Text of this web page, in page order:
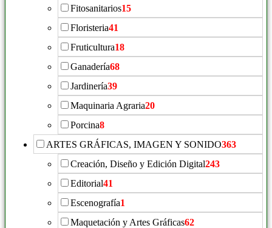
Fitosanitarios15
Floristeria41
Fruticultura18
Ganadería68
Jardinería39
Maquinaria Agraria20
Porcina8
ARTES GRÁFICAS, IMAGEN Y SONIDO363
Creación, Diseño y Edición Digital243
Editorial41
Escenografía1
Maquetación y Artes Gráficas62